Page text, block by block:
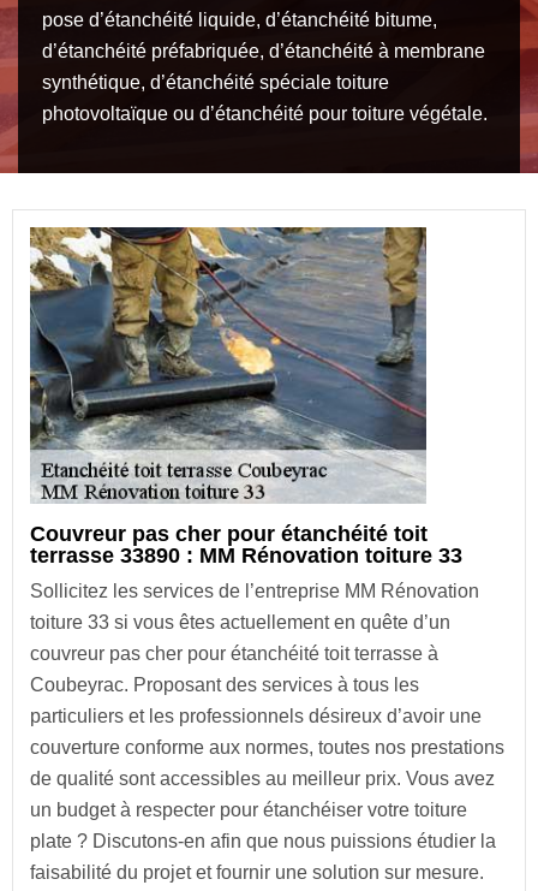
pose d’étanchéité liquide, d’étanchéité bitume,
d’étanchéité préfabriquée, d’étanchéité à membrane
synthétique, d’étanchéité spéciale toiture
photovoltaïque ou d’étanchéité pour toiture végétale.
Couvreur pas cher pour étanchéité toit
terrasse 33890 : MM Rénovation toiture 33
Sollicitez les services de l’entreprise MM Rénovation
toiture 33 si vous êtes actuellement en quête d’un
couvreur pas cher pour étanchéité toit terrasse à
Coubeyrac. Proposant des services à tous les
particuliers et les professionnels désireux d’avoir une
couverture conforme aux normes, toutes nos prestations
de qualité sont accessibles au meilleur prix. Vous avez
un budget à respecter pour étanchéiser votre toiture
plate ? Discutons-en afin que nous puissions étudier la
faisabilité du projet et fournir une solution sur mesure.